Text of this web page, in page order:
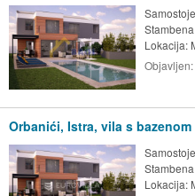
Lokacija:
Objavljen:
Orbanići, Istra, vila s
Lokacija: